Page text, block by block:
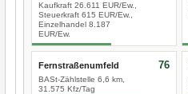
Kaufkraft 26.611 EUR/Ew.,
Steuerkraft 615 EUR/Ew.,
Einzelhandel 8.187
EUR/Ew.
Fernstraßenumfeld
BASt-Zählstelle 6,6 km,
31.575 Kfz/Tag
76